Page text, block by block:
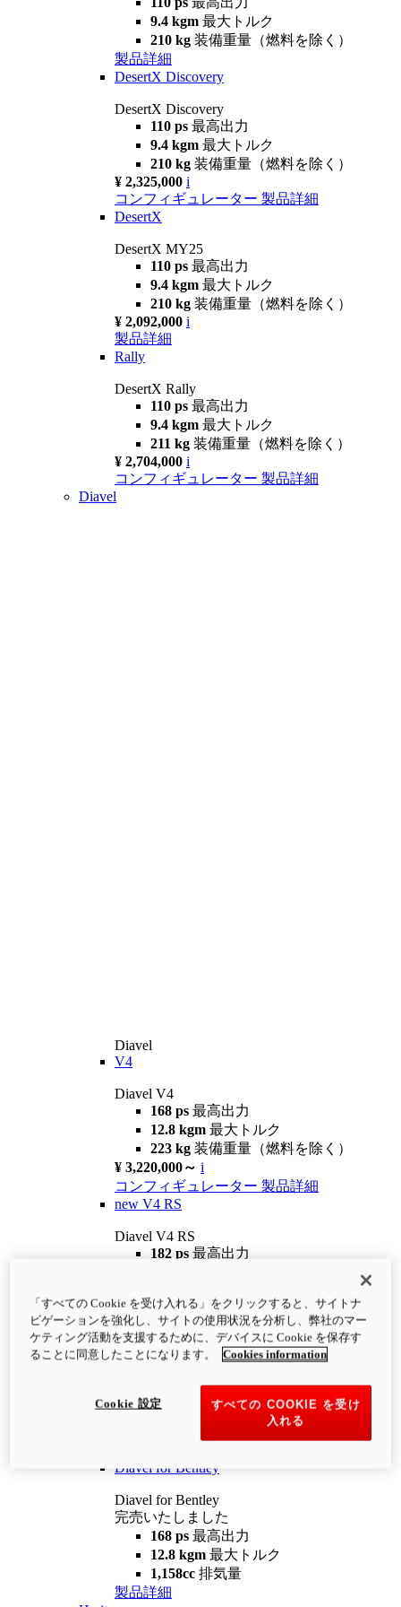
9.4 kgm 最大トルク
210 kg 装備重量（燃料を除く）
製品詳細
DesertX Discovery
DesertX Discovery
110 ps 最高出力
9.4 kgm 最大トルク
210 kg 装備重量（燃料を除く）
¥ 2,325,000 i
コンフィギュレーター 製品詳細
DesertX
DesertX MY25
110 ps 最高出力
9.4 kgm 最大トルク
210 kg 装備重量（燃料を除く）
¥ 2,092,000 i
製品詳細
Rally
DesertX Rally
110 ps 最高出力
9.4 kgm 最大トルク
211 kg 装備重量（燃料を除く）
¥ 2,704,000 i
コンフィギュレーター 製品詳細
Diavel
Diavel
V4
Diavel V4
168 ps 最高出力
12.8 kgm 最大トルク
223 kg 装備重量（燃料を除く）
¥ 3,220,000～ i
コンフィギュレーター 製品詳細
new V4 RS
Diavel V4 RS
182 ps 最高出力
¥4,400,000 i
コンフィギュレーター 製品詳細
newV4 RS 100
12.2 kgm
最大トルク
装備重量（燃料を除く）
Diavel for Bentley
Diavel for Bentley
完売いたしました
168 ps 最高出力
12.8 kgm 最大トルク
1,158cc 排気量
製品詳細
「すべての Cookie を受け入れる」をクリックすると、サイトナ
ビゲーションを強化し、サイトの使用状況を分析し、弊社のマー
ケティング活動を支援するために、デバイスに Cookie を保存す
ることに同意したことになります。
Cookies information
すべての COOKIE を受け
入れる
Cookie 設定